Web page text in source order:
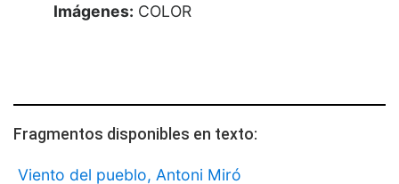
Imágenes: COLOR
Fragmentos disponibles en texto:
Viento del pueblo, Antoni Miró